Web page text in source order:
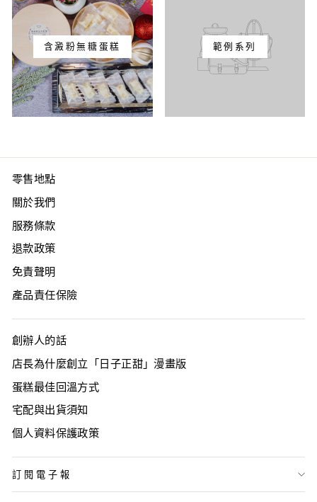
含澱粉無糖蛋糕 範例系列
零售地點
關於我們
服務條款
退款政策
免責聲明
產品責任保險
創辦人的話
店長為什麼創立「日子正甜」漫畫版
蛋糕最佳回溫方式
宅配與出貨須知
個人資料保護政策
訂閱電子報